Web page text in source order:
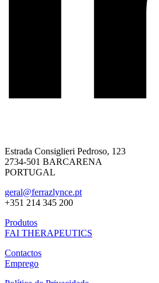
Estrada Consiglieri Pedroso, 123
2734-501 BARCARENA
PORTUGAL
geral@ferrazlynce.pt
+351 214 345 200
Produtos
FAI THERAPEUTICS
Contactos
Emprego